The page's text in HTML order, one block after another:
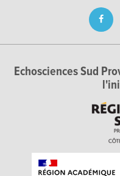
Echosciences Sud